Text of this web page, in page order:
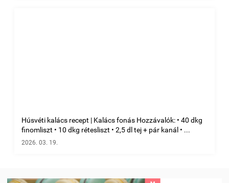
Húsvéti kalács recept | Kalács fonás Hozzávalók: • 40 dkg
finomliszt • 10 dkg rétesliszt • 2,5 dl tej + pár kanál • ...
2026. 03. 19.